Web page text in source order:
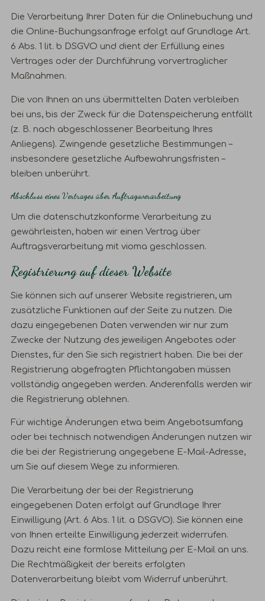
Die Verarbeitung Ihrer Daten für die Onlinebuchung und
die Online-Buchungsanfrage erfolgt auf Grundlage Art.
6 Abs. 1 lit. b DSGVO und dient der Erfüllung eines
Vertrages oder der Durchführung vorvertraglicher
Maßnahmen.
Die von Ihnen an uns übermittelten Daten verbleiben
bei uns, bis der Zweck für die Datenspeicherung entfällt
(z. B. nach abgeschlossener Bearbeitung Ihres
Anliegens). Zwingende gesetzliche Bestimmungen –
insbesondere gesetzliche Aufbewahrungsfristen –
bleiben unberührt.
Abschluss eines Vertrages über Auftragsverarbeitung
Um die datenschutzkonforme Verarbeitung zu
gewährleisten, haben wir einen Vertrag über
Auftragsverarbeitung mit vioma geschlossen.
Registrierung auf dieser Website
Sie können sich auf unserer Website registrieren, um
zusätzliche Funktionen auf der Seite zu nutzen. Die
dazu eingegebenen Daten verwenden wir nur zum
Zwecke der Nutzung des jeweiligen Angebotes oder
Dienstes, für den Sie sich registriert haben. Die bei der
Registrierung abgefragten Pflichtangaben müssen
vollständig angegeben werden. Anderenfalls werden wir
die Registrierung ablehnen.
Für wichtige Änderungen etwa beim Angebotsumfang
oder bei technisch notwendigen Änderungen nutzen wir
die bei der Registrierung angegebene E-Mail-Adresse,
um Sie auf diesem Wege zu informieren.
Die Verarbeitung der bei der Registrierung
eingegebenen Daten erfolgt auf Grundlage Ihrer
Einwilligung (Art. 6 Abs. 1 lit. a DSGVO). Sie können eine
von Ihnen erteilte Einwilligung jederzeit widerrufen.
Dazu reicht eine formlose Mitteilung per E-Mail an uns.
Die Rechtmäßigkeit der bereits erfolgten
Datenverarbeitung bleibt vom Widerruf unberührt.